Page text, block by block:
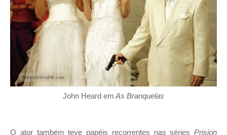
John Heard em As Branquelas
O ator também teve papéis recorrentes nas séries Prision